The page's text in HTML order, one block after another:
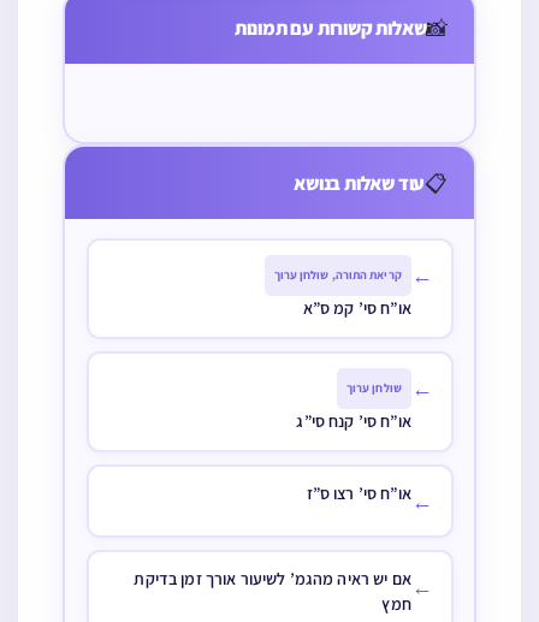
📸שאלות קשורות עם תמונות
שו”ע או”ח סי’
שצז ס”ח
או”ח סי’ תעה
ס”א
או”ח סי’ רצז
📋עוד שאלות בנושא
← קריאת התורה, שולחן ערוך
או”ח סי’ קמ ס”א
← שולחן ערוך
או”ח סי’ קנח סי”ג
←או”ח סי’ רצו ס”ז
←אם יש ראיה מהגמ’ לשיעור אורך זמן בדיקת
חמץ